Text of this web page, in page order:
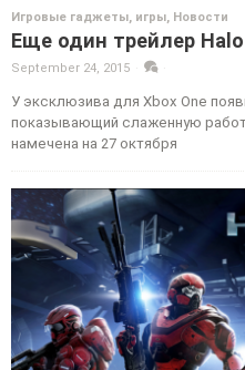
Игровые гаджеты, игры Новости
Еще один трейлер
September 24, 2015
У эксклюзива для Xbox One
показывающий слаженную
намечена на 27 октября